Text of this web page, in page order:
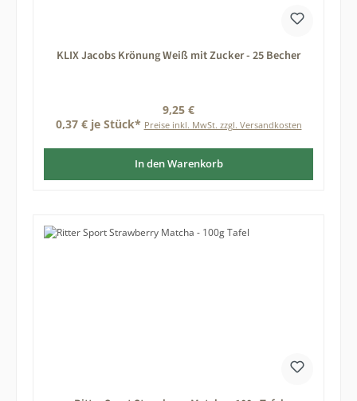
KLIX Jacobs Krönung Weiß mit Zucker - 25 Becher
Regulärer Preis:
9,25 €
0,37 € je Stück* Preise inkl. MwSt. zzgl. Versandkosten
In den Warenkorb